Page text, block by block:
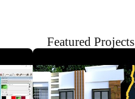
Featured Projects